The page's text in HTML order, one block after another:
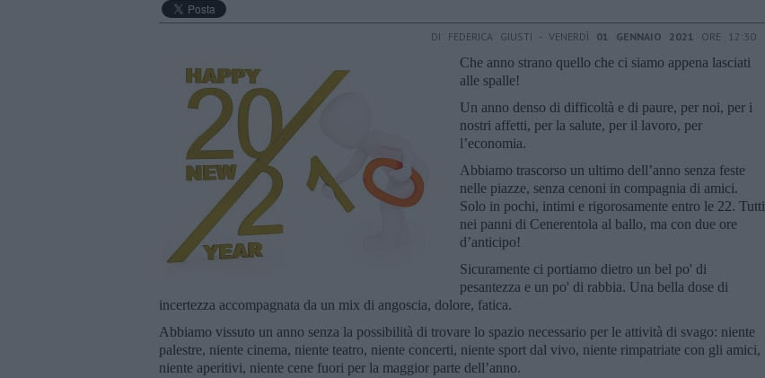
DI FEDERICA GIUSTI - VENERDÌ 01 GENNAIO 2021 ORE 12:30
Che anno strano quello che ci siamo appena lasciati
alle spalle!
Un anno denso di difficoltà e di paure, per noi, per i
nostri affetti, per la salute, per il lavoro, per
l’economia.
Abbiamo trascorso un ultimo dell’anno senza feste
nelle piazze, senza cenoni in compagnia di amici.
Solo in pochi, intimi e rigorosamente entro le 22. Tutti
nei panni di Cenerentola al ballo, ma con due ore
d’anticipo!
Sicuramente ci portiamo dietro un bel po' di
pesantezza e un po' di rabbia. Una bella dose di
incertezza accompagnata da un mix di angoscia, dolore, fatica.
Abbiamo vissuto un anno senza la possibilità di trovare lo spazio necessario per le attività di svago: niente
palestre, niente cinema, niente teatro, niente concerti, niente sport dal vivo, niente rimpatriate con gli amici,
niente aperitivi, niente cene fuori per la maggior parte dell’anno.